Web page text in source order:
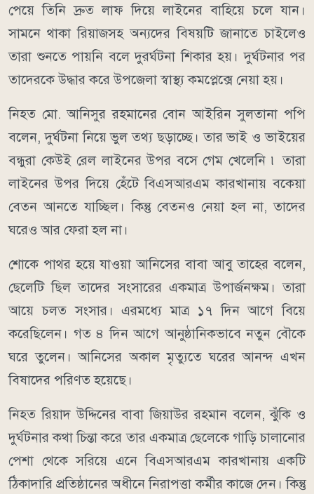
পেয়ে তিনি দ্রুত লাফ দিয়ে লাইনের বাহিয়ে চলে যান।
সামনে থাকা রিয়াজসহ অন্যদের বিষয়টি জানাতে চাইলেও
তারা শুনতে পায়নি বলে দুরর্ঘটনা শিকার হয়। দুর্ঘটনার পর
তাদেরকে উদ্ধার করে উপজেলা স্বাস্থ্য কমপ্লেক্সে নেয়া হয়।
নিহত মো. আনিসুর রহমানের বোন আইরিন সুলতানা পপি
বলেন, দুর্ঘটনা নিয়ে ভুল তথ্য ছড়াচ্ছে। তার ভাই ও ভাইয়ের
বন্ধুরা কেউই রেল লাইনের উপর বসে গেম খেলেনি ৷ তারা
লাইনের উপর দিয়ে হেঁটে বিএসআরএম কারখানায় বকেয়া
বেতন আনতে যাচ্ছিল। কিন্তু বেতনও নেয়া হল না, তাদের
ঘরেও আর ফেরা হল না।
শোকে পাথর হয়ে যাওয়া আনিসের বাবা আবু তাহের বলেন,
ছেলেটি ছিল তাদের সংসারের একমাত্র উপার্জনক্ষম। তারা
আয়ে চলত সংসার। এরমধ্যে মাত্র ১৭ দিন আগে বিয়ে
করেছিলেন। গত ৪ দিন আগে আনুষ্ঠানিকভাবে নতুন বৌকে
ঘরে তুলেন। আনিসের অকাল মৃত্যুতে ঘরের আনন্দ এখন
বিষাদের পরিণত হয়েছে।
নিহত রিয়াদ উদ্দিনের বাবা জিয়াউর রহমান বলেন, ঝুঁকি ও
দুর্ঘটনার কথা চিন্তা করে তার একমাত্র ছেলেকে গাড়ি চালানোর
পেশা থেকে সরিয়ে এনে বিএসআরএম কারখানায় একটি
ঠিকাদারি প্রতিষ্ঠানের অধীনে নিরাপত্তা কর্মীর কাজে দেন। কিন্তু